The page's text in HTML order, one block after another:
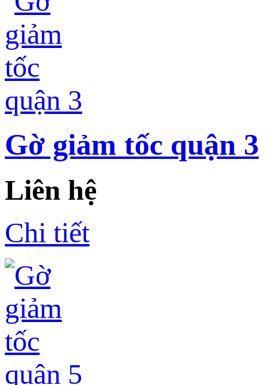
Gờ giảm tốc quận 3
Liên hệ
Chi tiết